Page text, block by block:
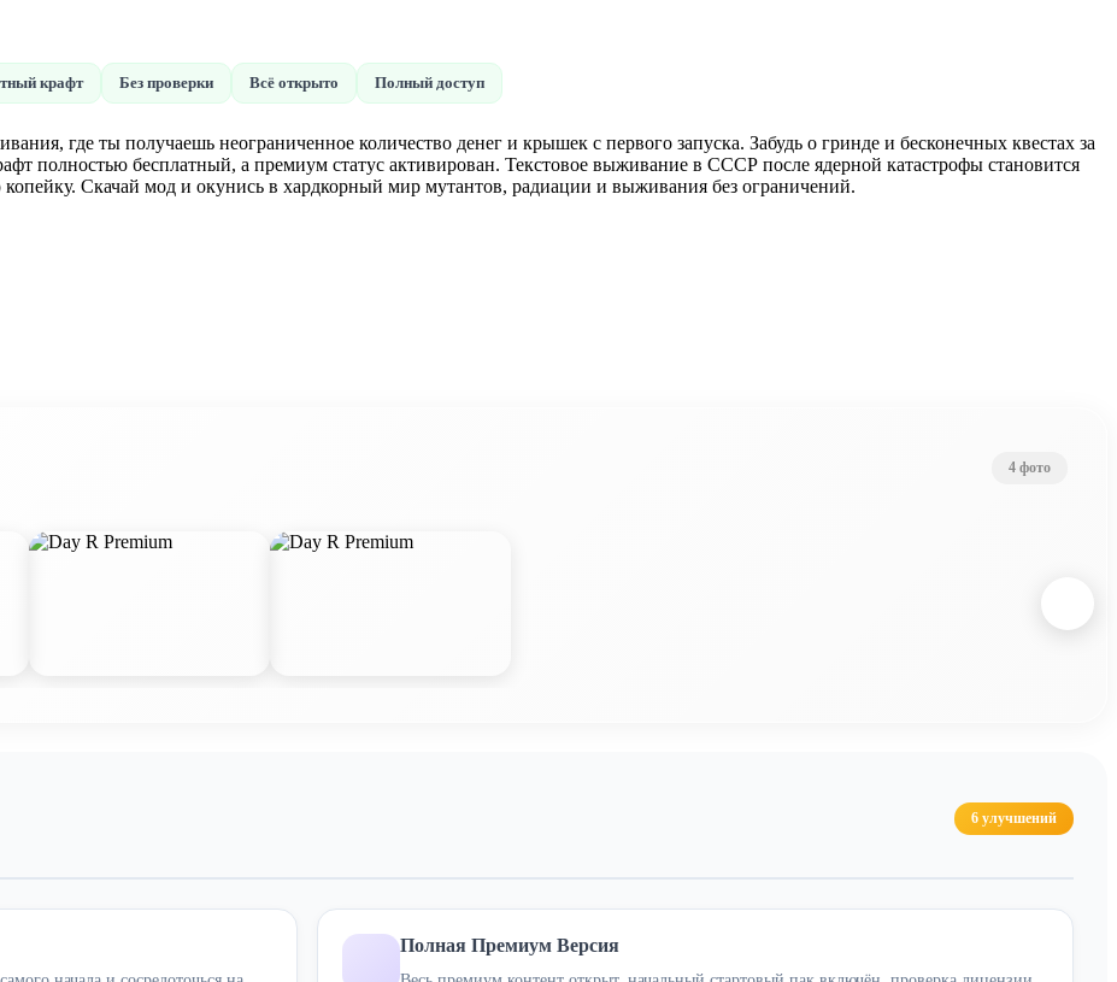
крафт Без проверки Всё открыто Полный доступ
где ты получаешь неограниченное количество денег и крышек с первого запуска. Забудь о гринде и бесконечных квестах за
полностью бесплатный, а премиум статус активирован. Текстовое выживание в СССР после ядерной катастрофы становится
Скачай мод и окунись в хардкорный мир мутантов, радиации и выживания без ограничений.
4 фото
6 улучшений
Полная Премиум Версия